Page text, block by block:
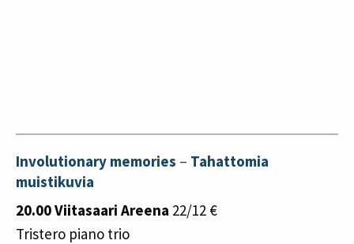
Involutionary memories – Tahattomia
muistikuvia
20.00 Viitasaari Areena 22/12 €
Tristero piano trio